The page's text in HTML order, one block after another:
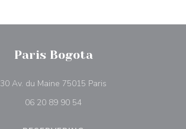
Paris Bogota
30 Av. du Maine 75015 Paris
06 20 89 90 54